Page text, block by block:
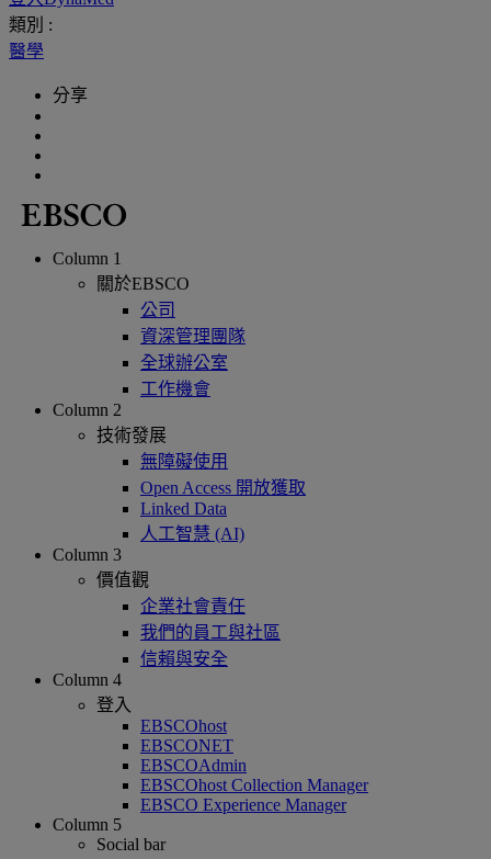
類別 :
醫學
分享
Column 1
關於EBSCO
公司
資深管理團隊
全球辦公室
工作機會
Column 2
技術發展
無障礙使用
Open Access 開放獲取
Linked Data
人工智慧 (AI)
Column 3
價值觀
企業社會責任
我們的員工與社區
信賴與安全
Column 4
登入
EBSCOhost
EBSCONET
EBSCOAdmin
EBSCOhost Collection Manager
EBSCO Experience Manager
Column 5
Social bar